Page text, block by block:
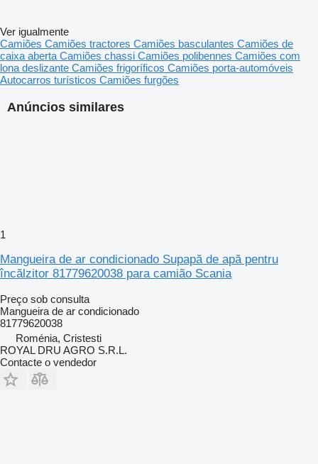
Anúncios similares
1
Mangueira de ar condicionado Supapă de apă pentru
încălzitor 81779620038 para camião Scania
Preço sob consulta
Mangueira de ar condicionado
81779620038
Roménia, Cristesti
ROYAL DRU AGRO S.R.L.
Contacte o vendedor
Ver igualmente
Camiões Camiões tractores Camiões basculantes Camiões de
caixa aberta Camiões chassi Camiões polibennes Camiões com
lona deslizante Camiões frigoríficos Camiões porta-automóveis
Autocarros turísticos Camiões furgões